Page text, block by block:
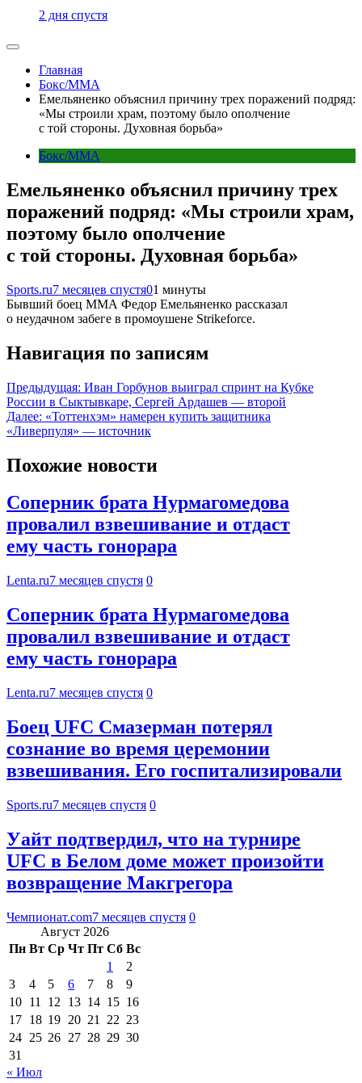
2 дня спустя
Главная
Бокс/MMA
Емельяненко объяснил причину трех поражений подряд:
«Мы строили храм, поэтому было ополчение
с той стороны. Духовная борьба»
Бокс/MMA
Емельяненко объяснил причину трех
поражений подряд: «Мы строили храм,
поэтому было ополчение
с той стороны. Духовная борьба»
Sports.ru7 месяцев спустя01 минуты
Бывший боец ММА Федор Емельяненко рассказал
о неудачном забеге в промоушене Strikeforce.
Навигация по записям
Предыдущая: Иван Горбунов выиграл спринт на Кубке
России в Сыктывкаре, Сергей Ардашев — второй
Далее: «Тоттенхэм» намерен купить защитника
«Ливерпуля» — источник
Похожие новости
Соперник брата Нурмагомедова
провалил взвешивание и отдаст
ему часть гонорара
Lenta.ru7 месяцев спустя 0
Соперник брата Нурмагомедова
провалил взвешивание и отдаст
ему часть гонорара
Lenta.ru7 месяцев спустя 0
Боец UFC Смазерман потерял
сознание во время церемонии
взвешивания. Его госпитализировали
Sports.ru7 месяцев спустя 0
Уайт подтвердил, что на турнире
UFC в Белом доме может произойти
возвращение Макгрегора
Чемпионат.com7 месяцев спустя 0
Август 2026
Пн Вт Ср Чт Пт Сб Вс
1
2
3
4 5 6 7 8
9
10 11 12 13 14 15 16
17 18 19 20 21 22 23
24 25 26 27 28 29 30
31
« Июл